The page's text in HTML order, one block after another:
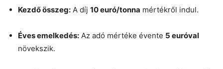
Kezdő összeg: A díj 10 euró/tonna mértékről indul.
Éves emelkedés: Az adó mértéke évente 5 euróval
növekszik.